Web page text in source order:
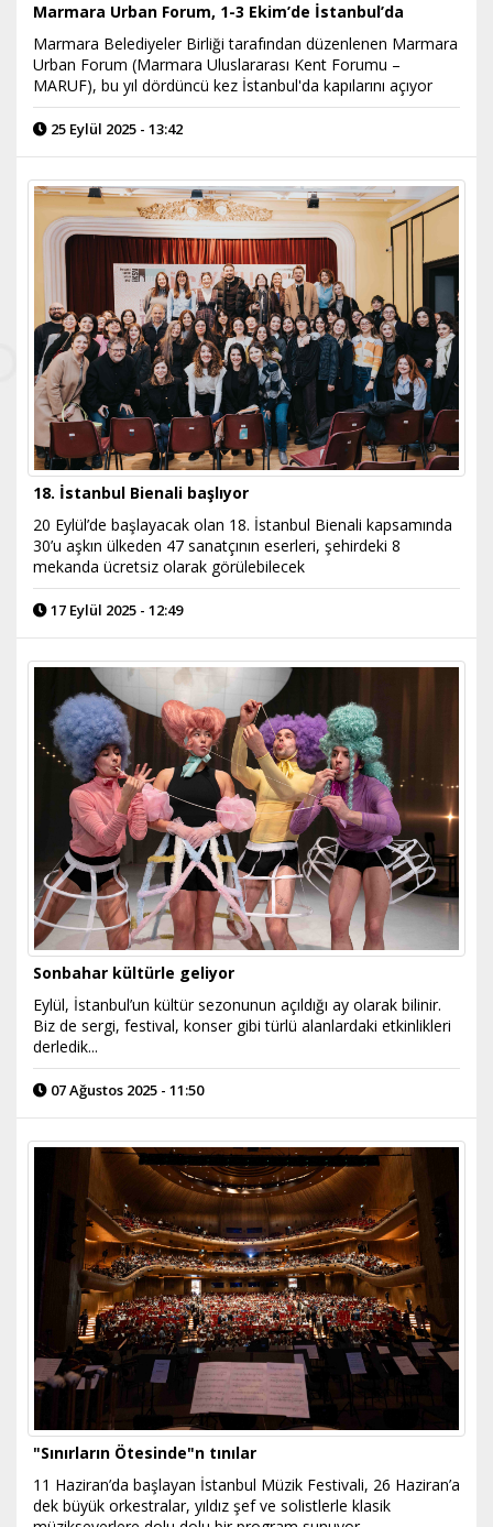
Marmara Urban Forum, 1-3 Ekim’de İstanbul’da
Marmara Belediyeler Birliği tarafından düzenlenen Marmara
Urban Forum (Marmara Uluslararası Kent Forumu –
MARUF), bu yıl dördüncü kez İstanbul'da kapılarını açıyor
25 Eylül 2025 - 13:42
18. İstanbul Bienali başlıyor
20 Eylül’de başlayacak olan 18. İstanbul Bienali kapsamında
30’u aşkın ülkeden 47 sanatçının eserleri, şehirdeki 8
mekanda ücretsiz olarak görülebilecek
17 Eylül 2025 - 12:49
Sonbahar kültürle geliyor
Eylül, İstanbul’un kültür sezonunun açıldığı ay olarak bilinir.
Biz de sergi, festival, konser gibi türlü alanlardaki etkinlikleri
derledik...
07 Ağustos 2025 - 11:50
"Sınırların Ötesinde"n tınılar
11 Haziran’da başlayan İstanbul Müzik Festivali, 26 Haziran’a
dek büyük orkestralar, yıldız şef ve solistlerle klasik